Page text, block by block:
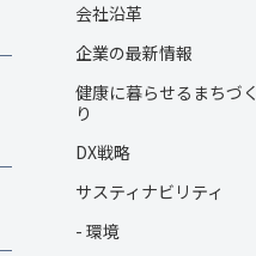
会社沿革
企業の最新情報
健康に暮らせるまちづく
り
DX戦略
サスティナビリティ
- 環境